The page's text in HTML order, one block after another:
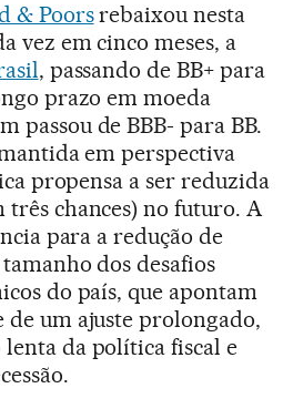
& Poorsrebaixou nesta
vez em cinco meses, a
, passando de BB+ para
prazo em moeda
passou de BBB- para BB.
em perspectiva
propensa a ser reduzida
três chances) no futuro. A
para a redução de
dos desafios
do país, que apontam
de um ajuste prolongado,
da política fiscal e